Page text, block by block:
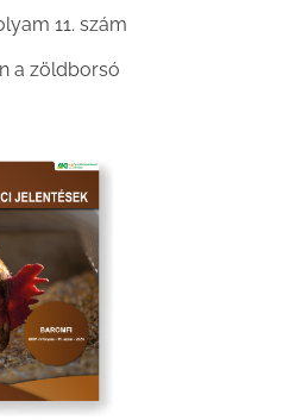
11. szám
a zöldborsó